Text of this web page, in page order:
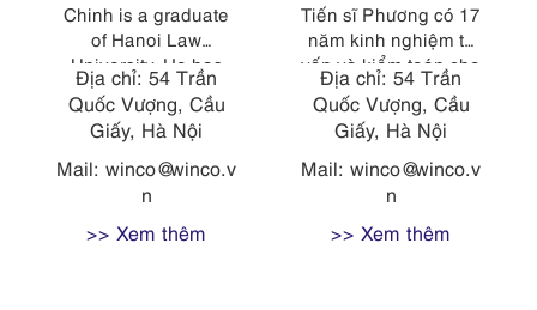
Chinh is a graduate
of Hanoi Law
University. He has
over 10 years of legal
advisory and
business consulting
experience. His
particular strengths
foreign direct
Địa chỉ: 54 Trần
Quốc Vượng, Cầu
Giấy, Hà Nội
Mail: winco@winco.v
n
>> Xem thêm
Tiến sĩ Phương có 17
năm kinh nghiệm tư
vấn và kiểm toán cho
KPMG và các công ty
Big 4 khác, có kiến
thức chuyên sâu về
tài chính kế toán,
kiểm toán độc lập
thống kiểm soát nội
Địa chỉ: 54 Trần
Quốc Vượng, Cầu
Giấy, Hà Nội
Mail: winco@winco.v
n
>> Xem thêm